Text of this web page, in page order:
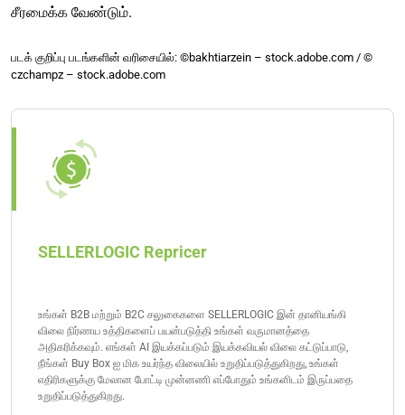
சீரமைக்க வேண்டும்.
படக் குறிப்பு படங்களின் வரிசையில்: ©bakhtiarzein – stock.adobe.com / ©
czchampz – stock.adobe.com
SELLERLOGIC Repricer
உங்கள் B2B மற்றும் B2C சலுகைகளை SELLERLOGIC இன் தானியங்கி
விலை நிர்ணய உத்திகளைப் பயன்படுத்தி உங்கள் வருமானத்தை
அதிகரிக்கவும். எங்கள் AI இயக்கப்படும் இயக்கவியல் விலை கட்டுப்பாடு,
நீங்கள் Buy Box ஐ மிக உயர்ந்த விலையில் உறுதிப்படுத்துகிறது, உங்கள்
எதிரிகளுக்கு மேலான போட்டி முன்னணி எப்போதும் உங்களிடம் இருப்பதை
உறுதிப்படுத்துகிறது.